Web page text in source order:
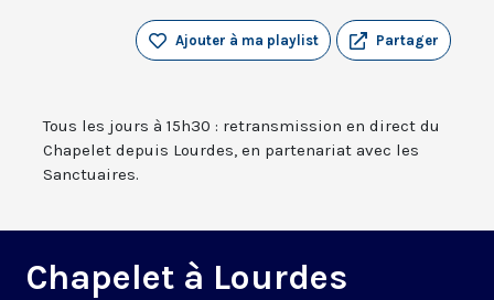
Partager
Ajouter à ma playlist
Tous les jours à 15h30 : retransmission en direct du
Chapelet depuis Lourdes, en partenariat avec les
Sanctuaires.
Chapelet à Lourdes